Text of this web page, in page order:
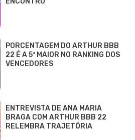
PORCENTAGEM DO ARTHUR BBB
22 É A 5ª MAIOR NO RANKING DOS
VENCEDORES
ENTREVISTA DE ANA MARIA
BRAGA COM ARTHUR BBB 22
RELEMBRA TRAJETÓRIA